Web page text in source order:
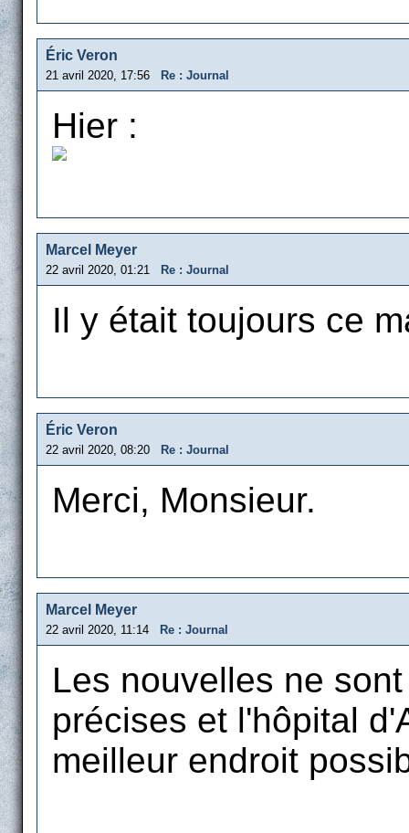
Éric Veron
21 avril 2020, 17:56 Re : Journal
Hier :
Marcel Meyer
22 avril 2020, 01:21 Re : Journal
Il y était toujours ce
Éric Veron
22 avril 2020, 08:20 Re : Journal
Merci, Monsieur.
Marcel Meyer
22 avril 2020, 11:14 Re : Journal
Les nouvelles ne
précises et l'hôpital
meilleur endroit